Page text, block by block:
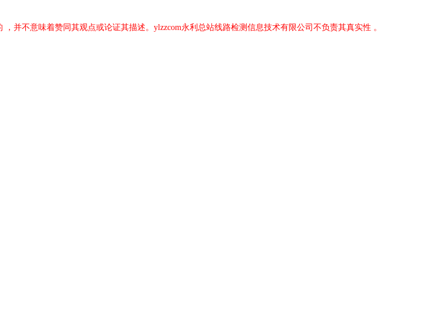
并不意味着赞同其观点或论证其描述。ylzzcom永利总站线路检测信息技术有限公司不负责其真实性 。